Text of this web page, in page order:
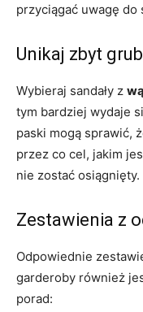
przyciągać uwagę do
Unikaj zbyt
Wybieraj sandały z
tym bardziej wydaje
paski mogą sprawić,
przez co cel, jakim
nie zostać osiągnięty.
Zestawienia z
Odpowiednie
garderoby również
porad: